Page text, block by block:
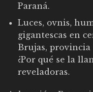
Paraná.
Luces, ovnis,
gigantescas en
Brujas, provincia
¿Por qué se la
reveladoras.